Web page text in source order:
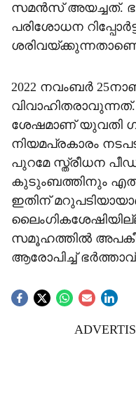
സമൻസ് അയച്ചത്.
പരിശോധന
2022 നവംബർ
ശേഷമാണ് യുവതി
നിയമപ്രകാരം
പുറമേ സ്ത്രീധന
കുടുംബത്തിനും
ഇതിന്
സമൂഹത്തിൽ
ആരോപിച്ച്